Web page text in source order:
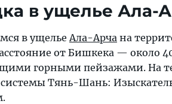
в ущелье Ала-
в ущельеАла-Арча на
от Бишкека — около
горными пейзажами. На
системы Тянь-Шань: